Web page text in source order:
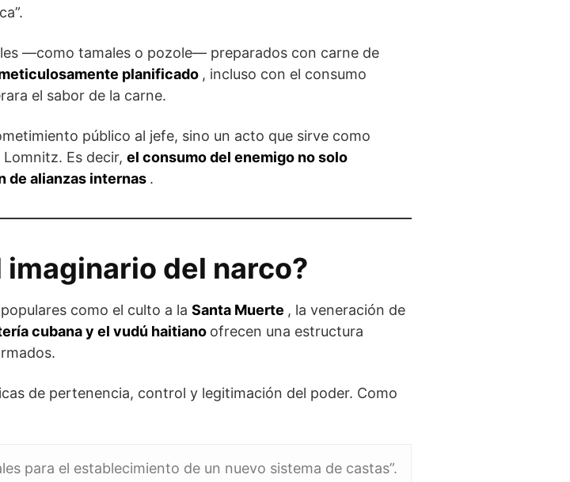
—como tamales o pozole— preparados con carne de
planificado , incluso con el consumo
el sabor de la carne.
público al jefe, sino un acto que sirve como
Es decir, el consumo del enemigo no solo
de alianzas internas .
del narco?
como el culto a la Santa Muerte , la veneración de
cubana y el vudú haitiano ofrecen una estructura
de pertenencia, control y legitimación del poder. Como
para el establecimiento de un nuevo sistema de castas”.